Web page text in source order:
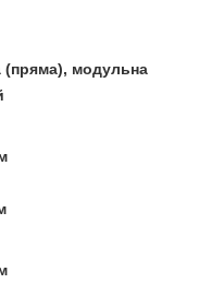
(пряма), модульна